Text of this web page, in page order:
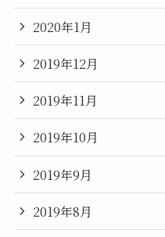
2020年1月
2019年12月
2019年11月
2019年10月
2019年9月
2019年8月